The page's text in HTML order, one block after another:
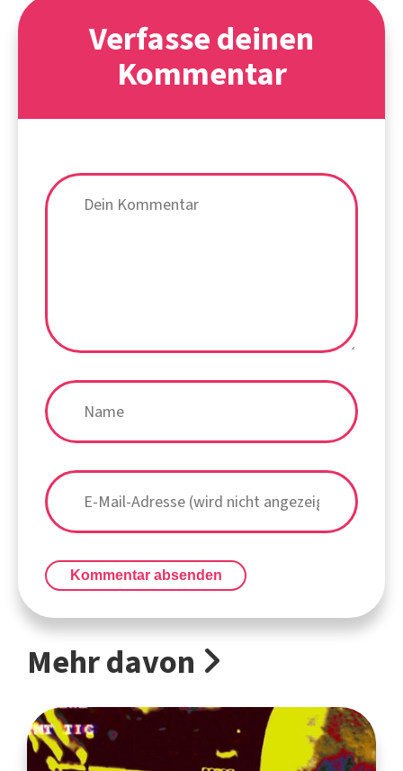
Verfasse deinen
Kommentar
Kommentar absenden
Mehr davon